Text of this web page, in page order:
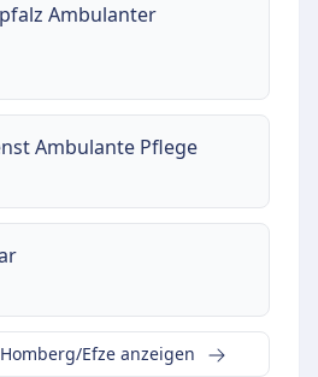
Ambulanter
Ambulante Pflege
Efze anzeigen